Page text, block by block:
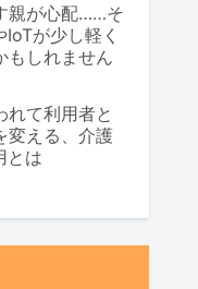
親が心配……そ
が少し軽く
もしれません
れて利用者と
変える、介護
とは